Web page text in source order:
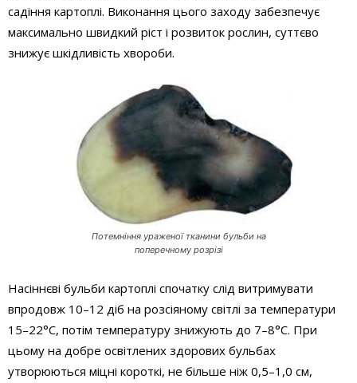
садіння картоплі. Виконання цього заходу забезпечує
максимально швидкий ріст і розвиток рослин, суттєво
знижує шкідливість хвороби.
Потемніння ураженої тканини бульби на
поперечному розрізі
Насіннєві бульби картоплі спочатку слід витримувати
впродовж 10–12 діб на розсіяному світлі за температури
15–22°С, потім температуру знижують до 7–8°С. При
цьому на добре освітлених здорових бульбах
утворюються міцні короткі, не більше ніж 0,5–1,0 см,